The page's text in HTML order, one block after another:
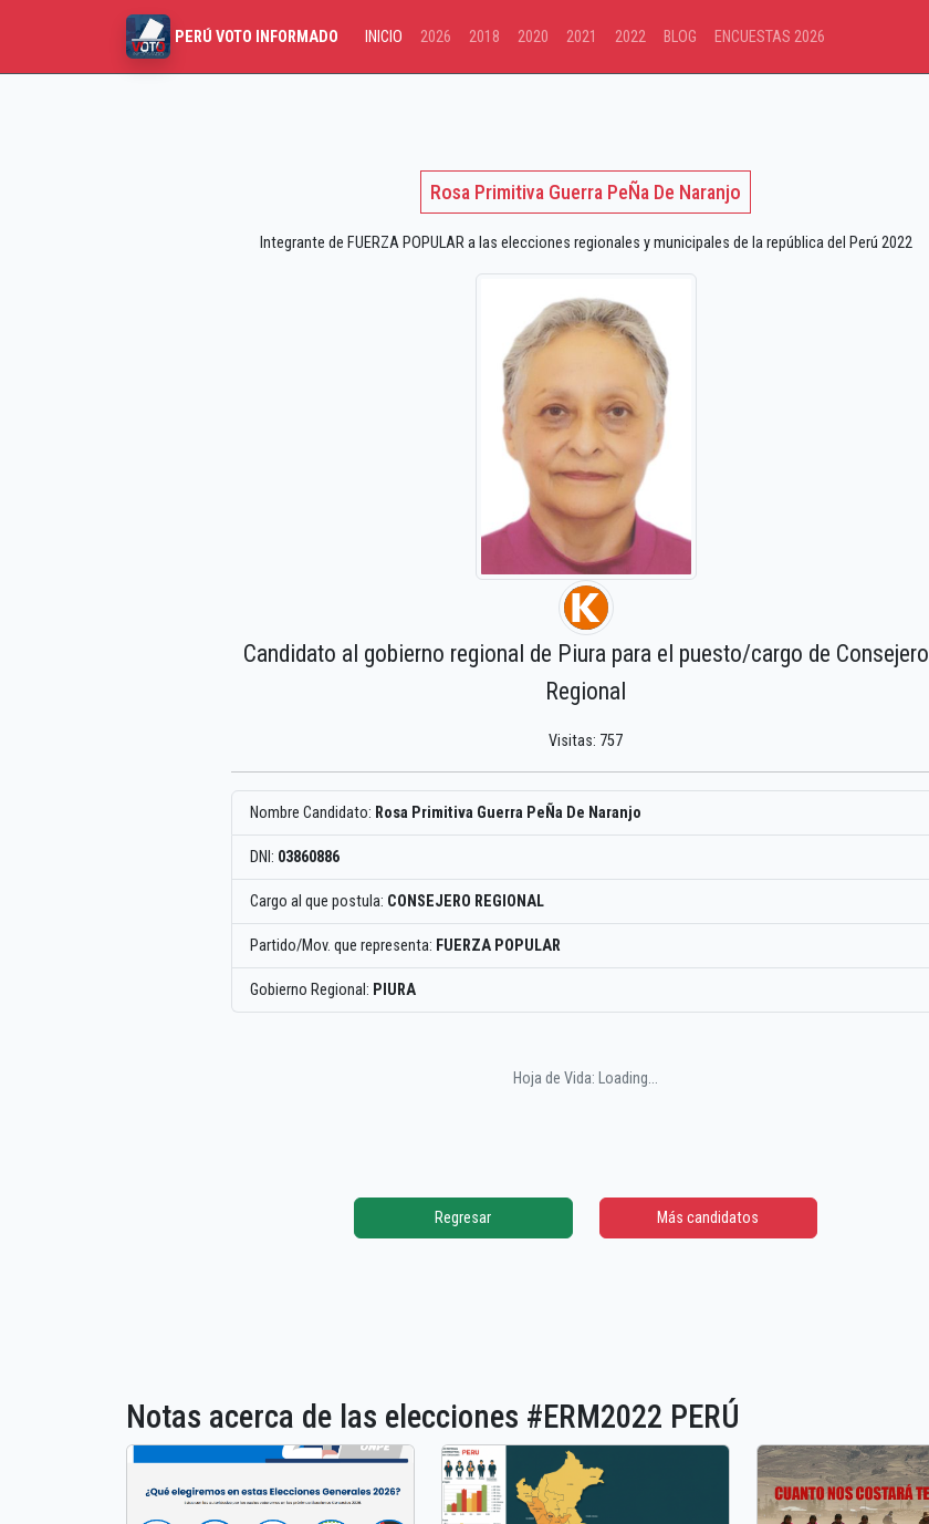
PERÚ VOTO INFORMADO INICIO 2026 2018 2020 2021 2022 BLOG ENCUESTAS 2026
Rosa Primitiva Guerra PeÑa De Naranjo
Integrante de FUERZA POPULAR a las elecciones regionales y municipales de la república del Perú 2022
Candidato al gobierno regional de Piura para el puesto/cargo de Consejero
Regional
Visitas: 757
Nombre Candidato: Rosa Primitiva Guerra PeÑa De Naranjo
DNI: 03860886
Cargo al que postula: CONSEJERO REGIONAL
Partido/Mov. que representa: FUERZA POPULAR
Gobierno Regional: PIURA
Hoja de Vida: Loading...
Regresar Más candidatos
Notas acerca de las elecciones #ERM2022 PERÚ